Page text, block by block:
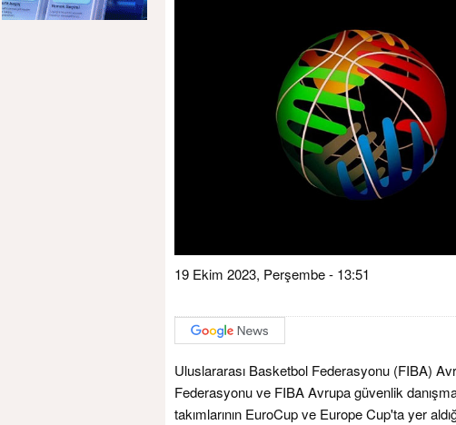
19 Ekim 2023, Perşembe - 13:51
Uluslararası Basketbol Federasyonu (FIBA)
Federasyonu ve FIBA Avrupa güvenlik
takımlarının EuroCup ve Europe Cup'ta yer